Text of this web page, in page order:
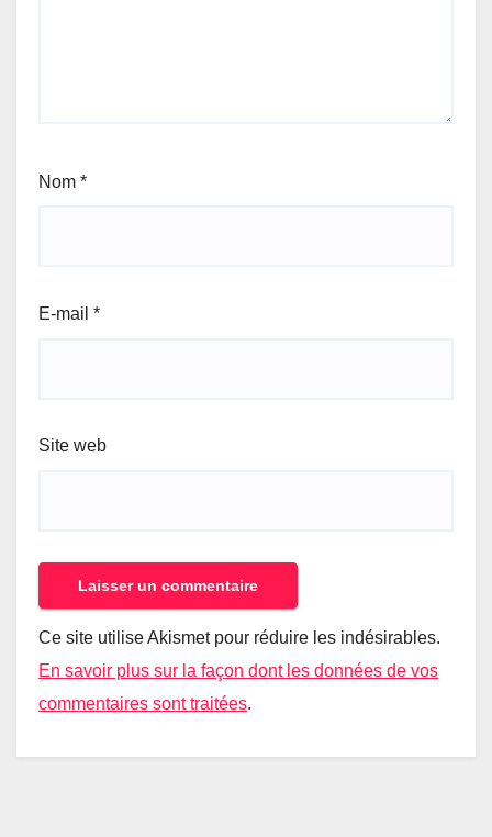
Nom *
E-mail *
Site web
Ce site utilise Akismet pour réduire les indésirables.
En savoir plus sur la façon dont les données de vos
commentaires sont traitées.